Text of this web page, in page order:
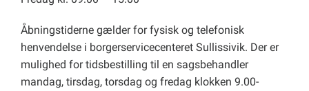
Åbningstiderne gælder for fysisk og telefonisk
henvendelse i borgerservicecenteret Sullissivik. Der er
mulighed for tidsbestilling til en sagsbehandler
mandag, tirsdag, torsdag og fredag klokken 9.00-